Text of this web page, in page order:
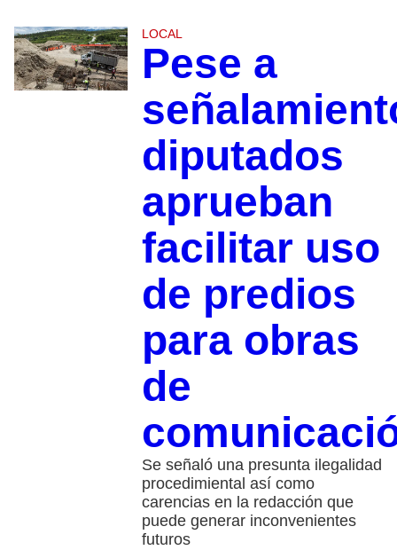
LOCAL
Pese a
diputados
aprueban
facilitar uso
de predios
para obras
de
Se señaló una presunta ilegalidad
procedimiental así como
carencias en la redacción que
puede generar inconvenientes
futuros